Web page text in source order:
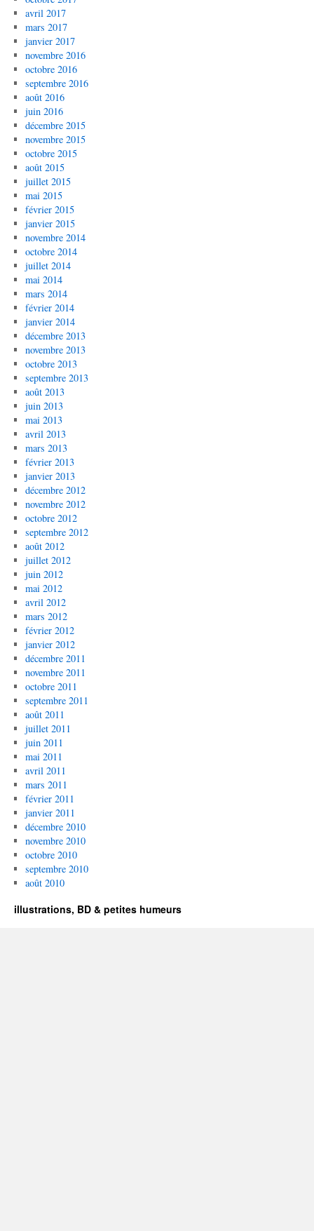
avril 2017
mars 2017
janvier 2017
novembre 2016
octobre 2016
septembre 2016
août 2016
juin 2016
décembre 2015
novembre 2015
octobre 2015
août 2015
juillet 2015
mai 2015
février 2015
janvier 2015
novembre 2014
octobre 2014
juillet 2014
mai 2014
mars 2014
février 2014
janvier 2014
décembre 2013
novembre 2013
octobre 2013
septembre 2013
août 2013
juin 2013
mai 2013
avril 2013
mars 2013
février 2013
janvier 2013
décembre 2012
novembre 2012
octobre 2012
septembre 2012
août 2012
juillet 2012
juin 2012
mai 2012
avril 2012
mars 2012
février 2012
janvier 2012
décembre 2011
novembre 2011
octobre 2011
septembre 2011
août 2011
juillet 2011
juin 2011
mai 2011
avril 2011
mars 2011
février 2011
janvier 2011
décembre 2010
novembre 2010
octobre 2010
septembre 2010
août 2010
illustrations, BD & petites humeurs